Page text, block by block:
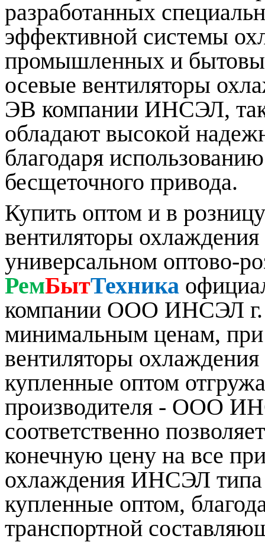
разработанных
эффективной системы
промышленных и
осевые вентиляторы
ЭВ компании ИНСЭЛ,
обладают высокой
благодаря
бесщеточного привода.
Купить оптом и в
вентиляторы
универсальном оптово-
РемБытТехника
компании ООО ИНСЭЛ
минимальным ценам,
вентиляторы
купленные оптом
производителя - ООО
соответственно
конечную цену на все
охлаждения ИНСЭЛ типа
купленные оптом,
транспортной